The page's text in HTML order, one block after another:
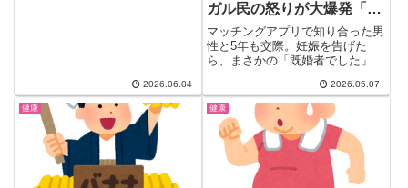
2026.06.04
ガル民の怒りが大爆発「桁
が違うでしょ」｜慰謝料判
決まとめ
マッチングアプリで知り合った男
性と5年も交際。妊娠を告げた
ら、まさかの「既婚者でした」発
2026.05.07
健康 健康